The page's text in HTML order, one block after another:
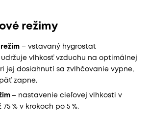
režimy
– vstavaný hygrostat
vlhkosť vzduchu na optimálnej
jej dosiahnutí sa zvlhčovanie vypne,
zapne.
– nastavenie cieľovej vlhkosti v
75 % v krokoch po 5 %.